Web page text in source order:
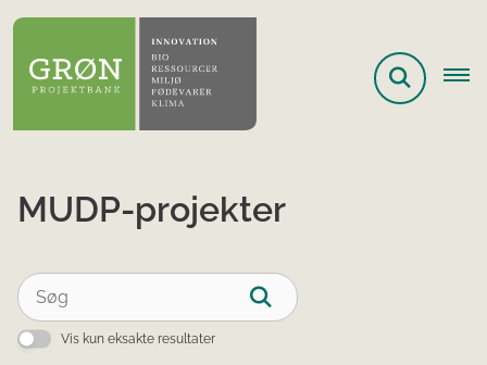
MUDP-projekter
Vis kun eksakte resultater